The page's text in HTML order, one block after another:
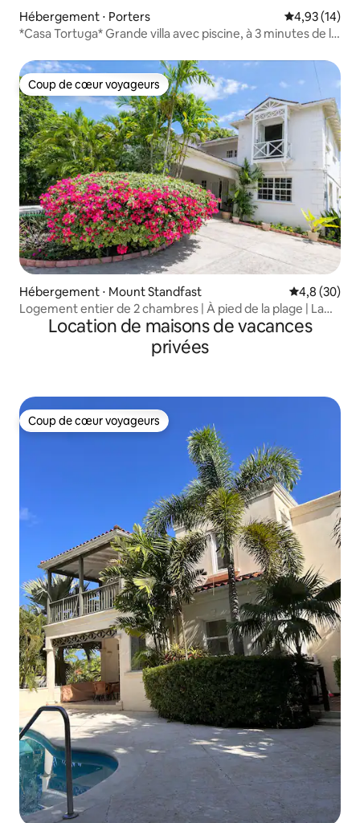
Hébergement ⋅ Porters Évaluation
4,93 (14)
*Casa Tortuga* Grande villa avec piscine, à 3 minutes de la
Coup de cœur voyageurs
Coup de cœur voyageurs
Hébergement ⋅ Mount Standfast Évaluation
4,8 (30)
Logement entier de 2 chambres | À pied de la plage | La
BarbadeLocation de maisons de vacances
privées
Coup de cœur voyageurs
Coup de cœur voyageurs